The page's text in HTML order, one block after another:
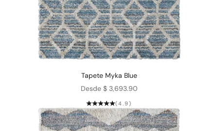
Tapete Myka Blue
Precio de oferta
Desde $ 3,693.90
(4.9)